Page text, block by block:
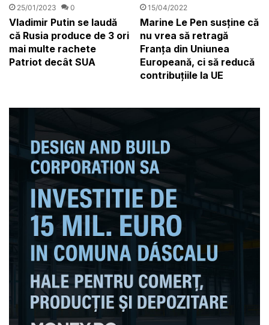
25/01/2023 0
Vladimir Putin se laudă
că Rusia produce de 3 ori
mai multe rachete
Patriot decât SUA
15/04/2022
Marine Le Pen susține că
nu vrea să retragă
Franța din Uniunea
Europeană, ci să reducă
contribuţiile la UE